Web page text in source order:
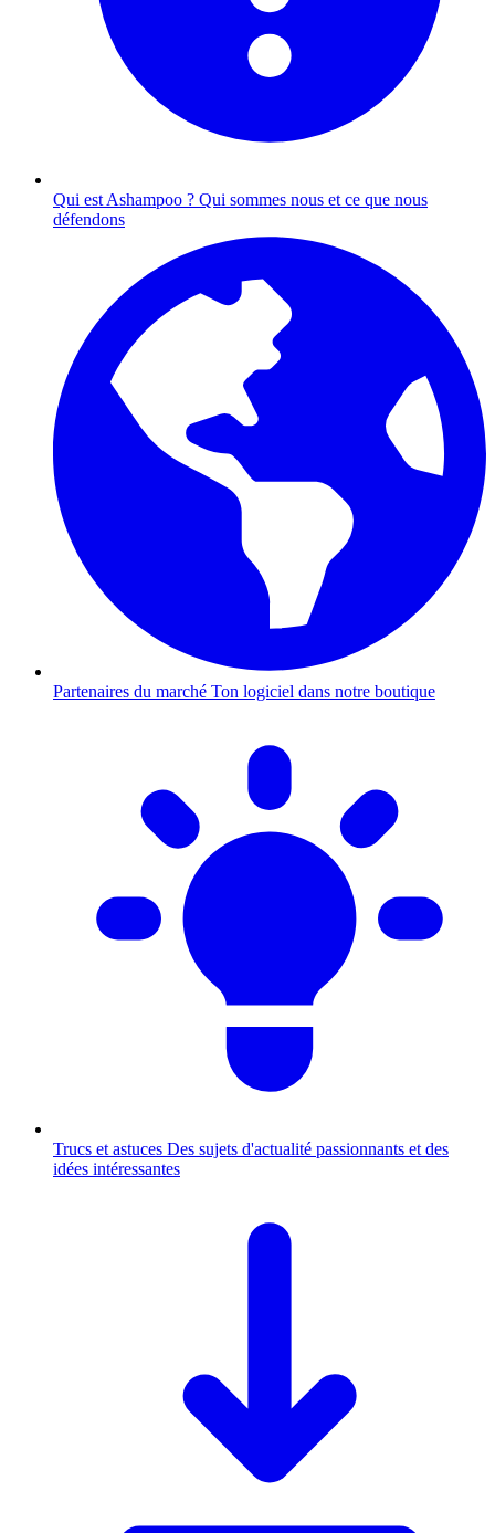
Qui est Ashampoo ? Qui sommes nous et ce que nous
défendons
Partenaires du marché Ton logiciel dans notre boutique
Trucs et astuces Des sujets d'actualité passionnants et des
idées intéressantes